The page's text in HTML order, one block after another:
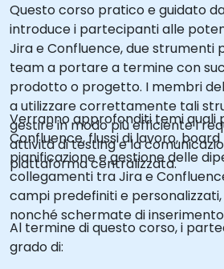
Questo corso pratico e guidato
introduce i partecipanti alle
Jira e Confluence, due strumenti
team a portare a termine con
prodotto o progetto. I membri
a utilizzare correttamente tali
gestire in modo più efficiente i
attività di testing e la
piattaforma centralizzata.
Verranno approfonditi temi quali
Confluence, flussi di lavoro,
pianificazione e gestione delle
collegamenti tra Jira e
campi predefiniti e
nonché schermate di
Al termine di questo corso, i
grado di: